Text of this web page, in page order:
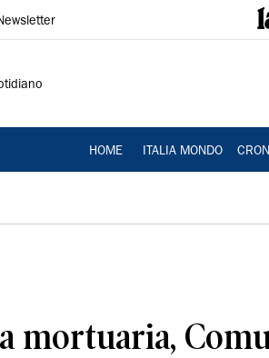
HOME ITALIA MONDO
mortuaria,